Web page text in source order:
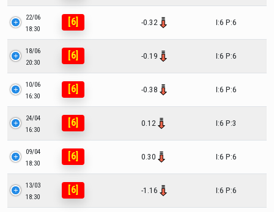
22/06
18:30
[6] -0.32 I:6 P:6
18/06
20:30
[6] -0.19 I:6 P:6
10/06
16:30
[6] -0.38 I:6 P:6
24/04
16:30
[6] 0.12 I:6 P:3
09/04
18:30
[6] 0.30 I:6 P:6
13/03
18:30
[6] -1.16 I:6 P:6